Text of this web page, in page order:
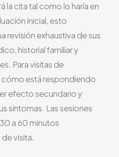
la cita tal como lo haría en
inicial, esto
revisión exhaustiva de sus
historial familiar y
Para visitas de
está respondiendo
efecto secundario y
síntomas. Las sesiones
a 60 minutos
visita.